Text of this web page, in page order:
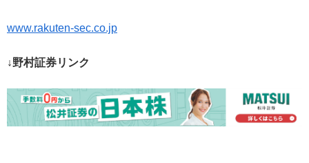
www.rakuten-sec.co.jp
↓野村証券リンク